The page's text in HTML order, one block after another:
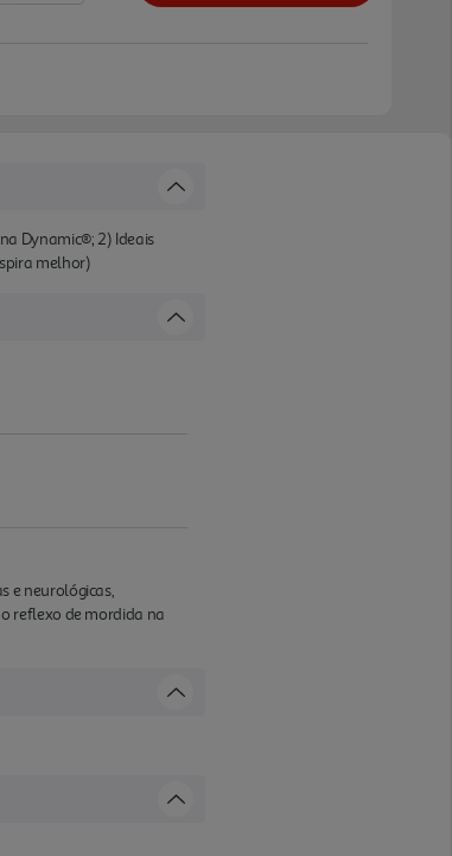
Dynamic®; 2) Ideais
melhor)
e neurológicas,
reflexo de mordida na